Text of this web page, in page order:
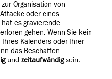
Organisation von
oder eines
es gravierende
gehen. Wenn Sie kein
Ihres Kalenders oder Ihrer
das Beschaffen
und zeitaufwändigsein.